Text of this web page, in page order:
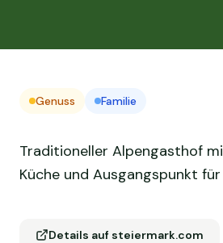
Genuss Familie
Traditioneller Alpengasthof
Küche und Ausgangspunkt
Details auf steiermark.com